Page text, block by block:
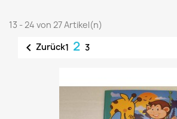
13 - 24 von 27 Artikel(n)
 Zurück1 2 3